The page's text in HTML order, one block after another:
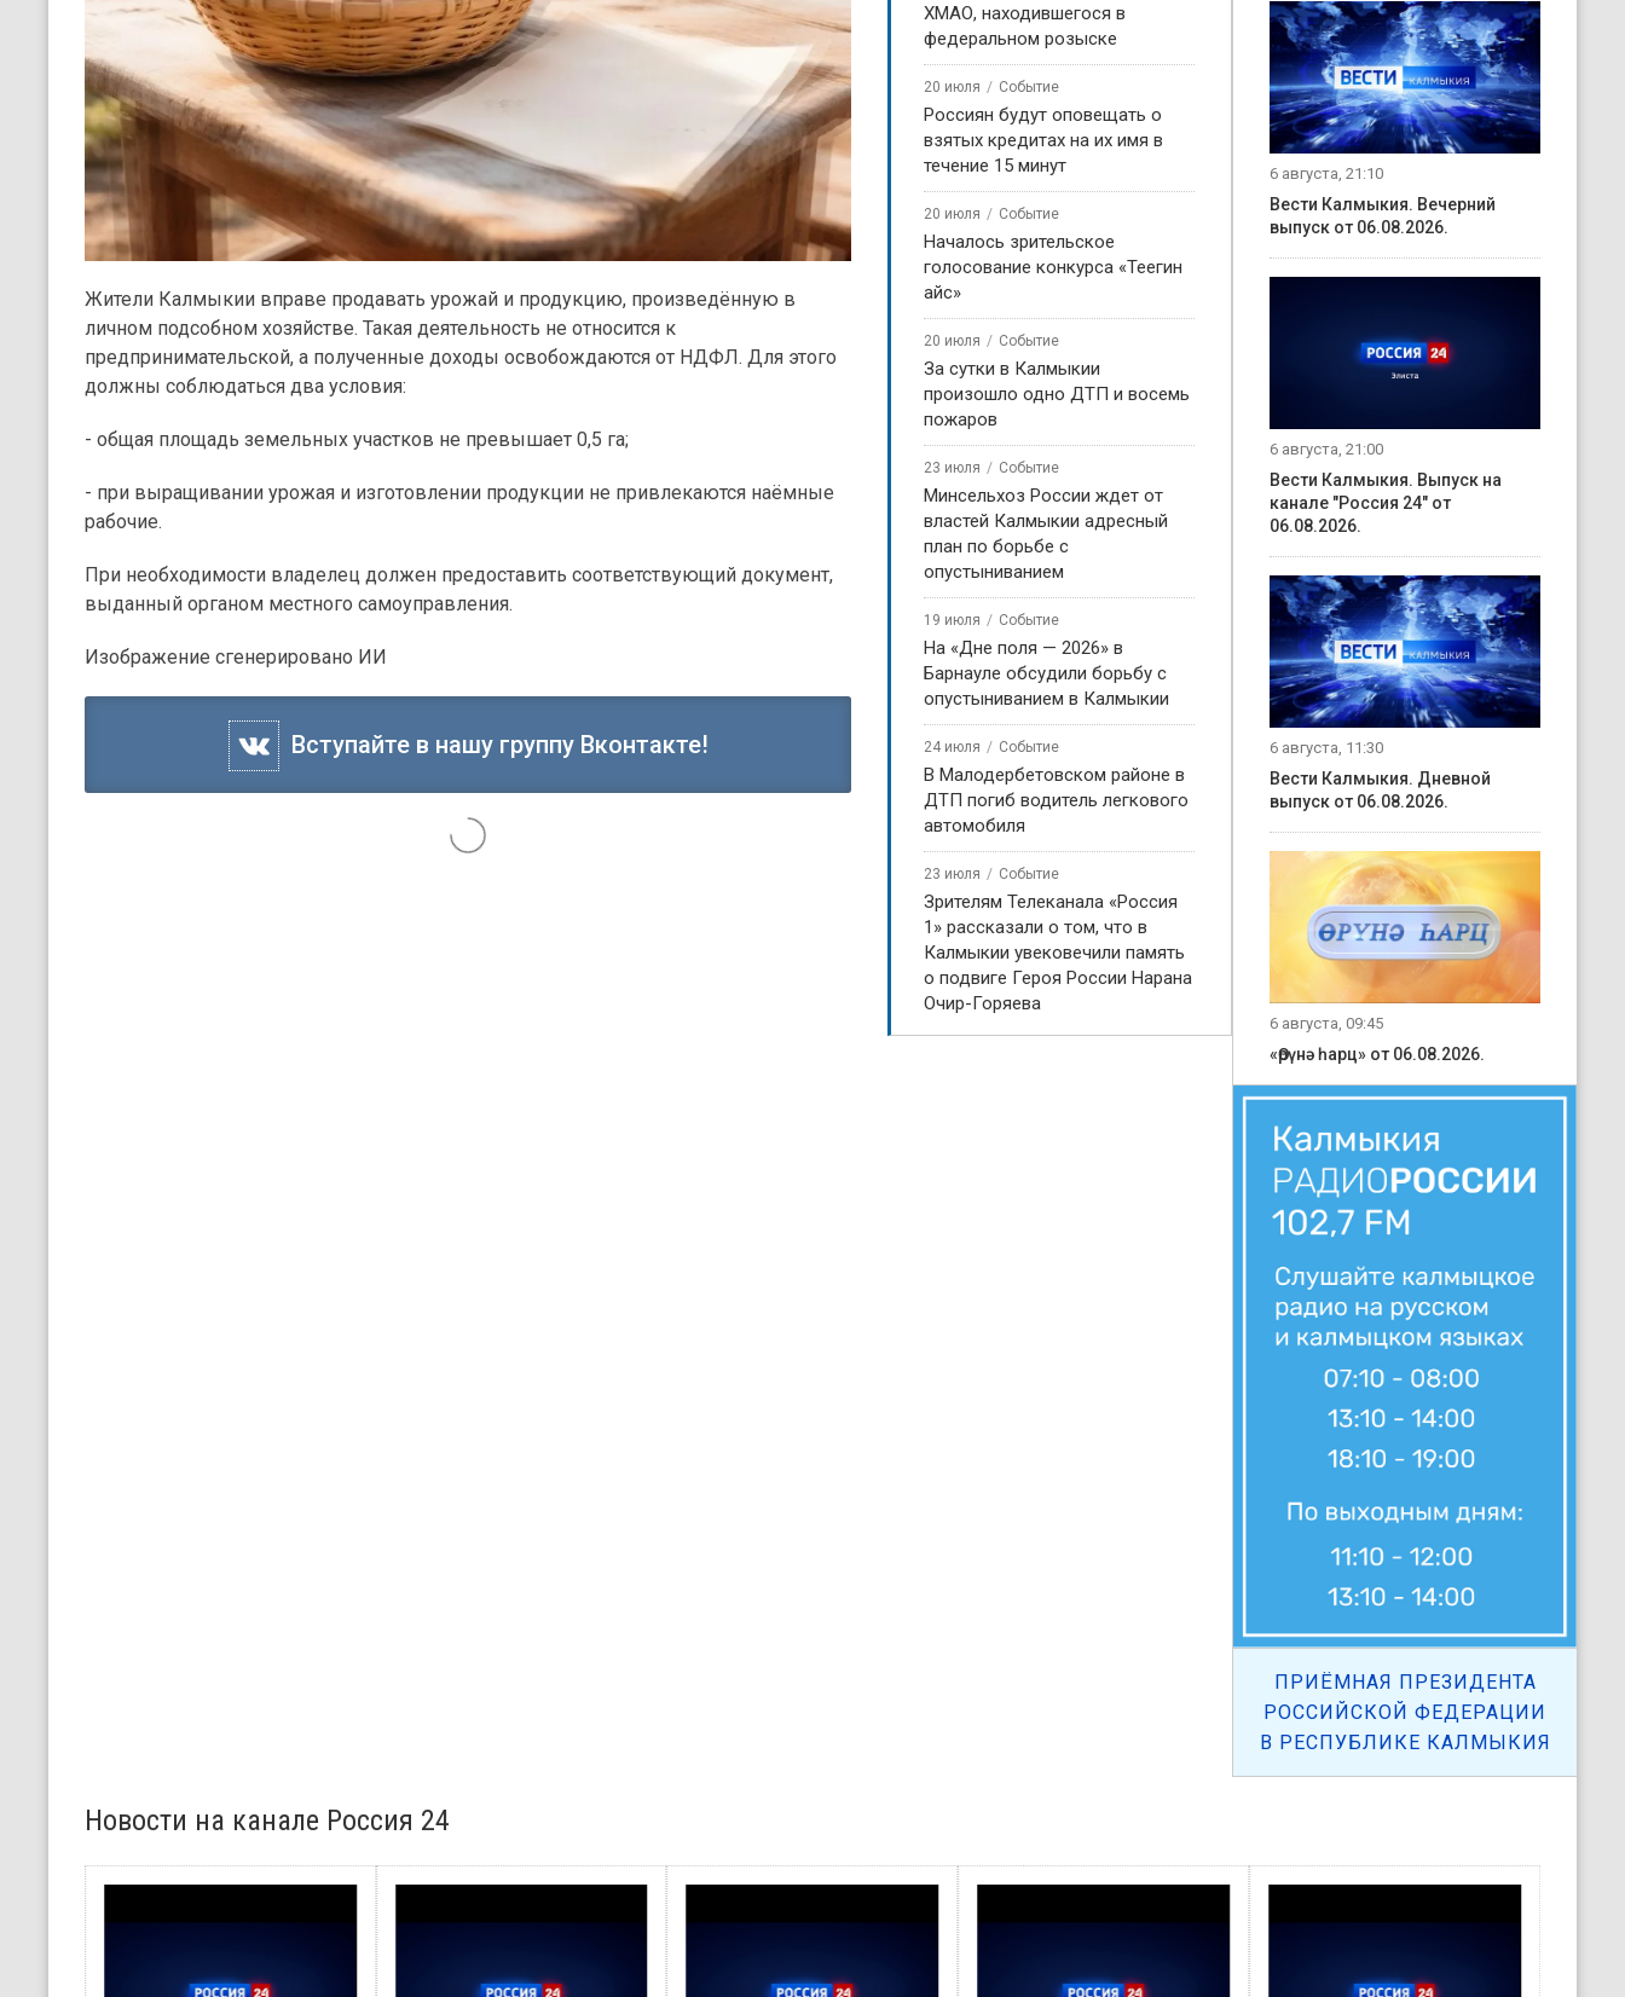
Жители Калмыкии вправе продавать урожай и продукцию, произведённую в
личном подсобном хозяйстве. Такая деятельность не относится к
предпринимательской, а полученные доходы освобождаются от НДФЛ. Для этого
должны соблюдаться два условия:
- общая площадь земельных участков не превышает 0,5 га;
- при выращивании урожая и изготовлении продукции не привлекаются наёмные
рабочие.
При необходимости владелец должен предоставить соответствующий документ,
выданный органом местного самоуправления.
Изображение сгенерировано ИИ
Вступайте в нашу группу Вконтакте!
ХМАО, находившегося в
федеральном розыске
20 июля Событие
Россиян будут оповещать о
взятых кредитах на их имя в
течение 15 минут
20 июля Событие
Началось зрительское
голосование конкурса «Теегин
айс»
20 июля Событие
За сутки в Калмыкии
произошло одно ДТП и восемь
пожаров
23 июля Событие
Минсельхоз России ждет от
властей Калмыкии адресный
план по борьбе с
опустыниванием
19 июля Событие
На «Дне поля — 2026» в
Барнауле обсудили борьбу с
опустыниванием в Калмыкии
24 июля Событие
В Малодербетовском районе в
ДТП погиб водитель легкового
автомобиля
23 июля Событие
Зрителям Телеканала «Россия
1» рассказали о том, что в
Калмыкии увековечили память
о подвиге Героя России Нарана
Очир-Горяева
6 августа, 21:10
Вести Калмыкия. Вечерний
выпуск от 06.08.2026.
6 августа, 21:00
Вести Калмыкия. Выпуск на
канале "Россия 24" от
06.08.2026.
6 августа, 11:30
Вести Калмыкия. Дневной
выпуск от 06.08.2026.
6 августа, 09:45
«Өрүнә һарц» от 06.08.2026.
ПРИЁМНАЯ ПРЕЗИДЕНТА
РОССИЙСКОЙ ФЕДЕРАЦИИ
В РЕСПУБЛИКЕ КАЛМЫКИЯ
Новости на канале Россия 24